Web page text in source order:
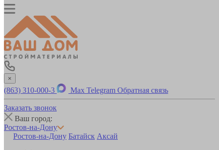
×
(863) 310-000-3 Max Telegram Обратная связь
Заказать звонок
Ваш город:
Ростов-на-Дону
Ростов-на-Дону Батайск Аксай